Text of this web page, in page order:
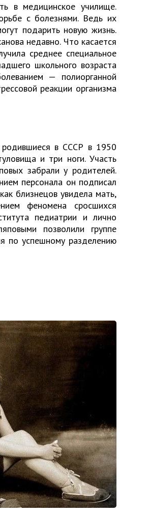
в медицинское училище.
с болезнями. Ведь их
подарить новую жизнь.
недавно. Что касается
среднее специальное
школьного возраста
— полиорганной
реакции организма
в СССР в 1950
и три ноги. Участь
забрали у родителей.
персонала он подписал
близнецов увидела мать,
феномена сросшихся
педиатрии и лично
позволили группе
по успешному разделению